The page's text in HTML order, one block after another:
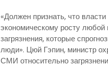
«Должен признать, что
экономическому росту
загрязнения, которые
люди». Цюй Гэпин, министр
СМИ относительно